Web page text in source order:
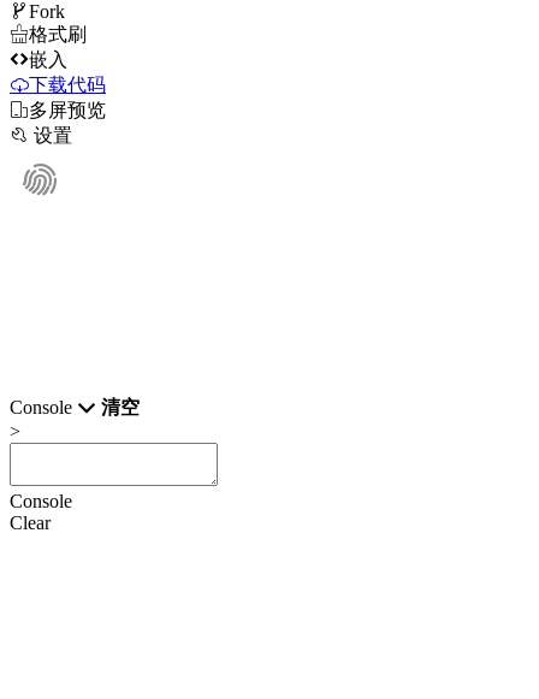
Fork
格式刷
嵌入
下载代码
多屏预览
 设置
Console
清空
>
Console
Clear